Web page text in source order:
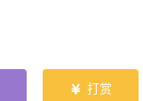
 打赏